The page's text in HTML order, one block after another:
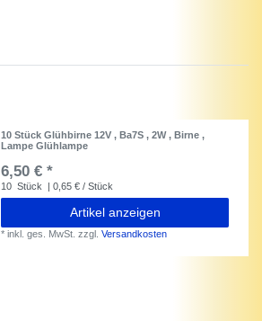
10 Stück Glühbirne 12V , Ba7S , 2W , Birne ,
Lampe Glühlampe
6,50 € *
10 Stück | 0,65 € / Stück
Artikel anzeigen
*inkl. ges. MwSt. zzgl.Versandkosten